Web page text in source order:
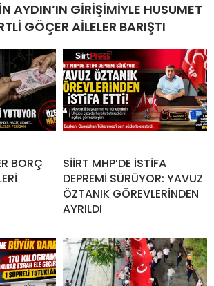
AYDIN’IN GİRİŞİMİYLE HUSUMET
GÖÇER AİLELER BARIŞTI
BORÇ
SİİRT MHP’DE İSTİFA
DEPREMİ SÜRÜYOR: YAVUZ
ÖZTANIK GÖREVLERİNDEN
AYRILDI